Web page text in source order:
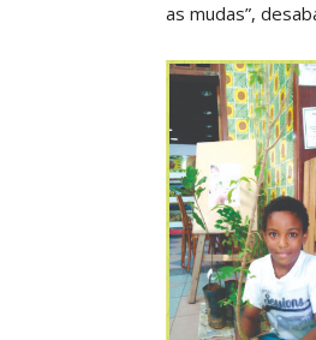
as mudas”,